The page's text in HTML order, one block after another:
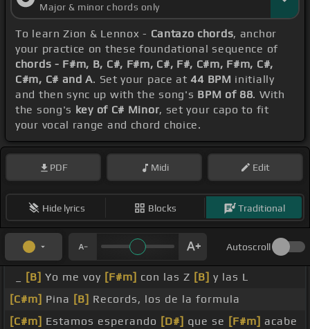
Major & minor chords only
To learn Zion & Lennox - Cantazo chords, anchor
your practice on these foundational sequence of
chords - F#m, B, C#, F#m, C#, F#, C#m, F#m, C#,
C#m, C# and A. Set your pace at44 BPM initially
and then sync up with the song's BPM of 88. With
the song's key of C# Minor, set your capo to fit
your vocal range and chord choice.
PDF Midi Edit
Hide lyrics Blocks Traditional
Autoscroll
[B] Yo me voy [F#m] con las Z [B] y las L
[C#m] Pina [B] Records, los de la formula
[C#m] Estamos esperando [D#] que se [F#m] acabe